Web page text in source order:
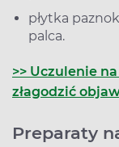
płytka
palca.
>> Uczulenie
złagodzić
Preparaty